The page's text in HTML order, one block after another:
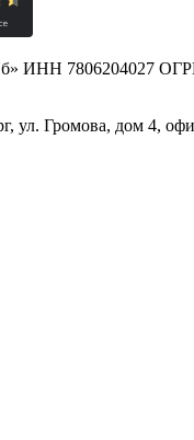
ИНН 7806204027
ул. Громова, дом 4,